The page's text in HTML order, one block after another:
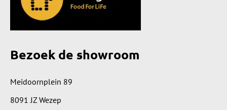
Bezoek de showroom
Meidoornplein 89
8091 JZ Wezep